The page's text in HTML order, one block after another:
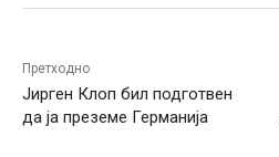
Претходно
Јирген Клоп бил подготвен
да ја преземе Германија